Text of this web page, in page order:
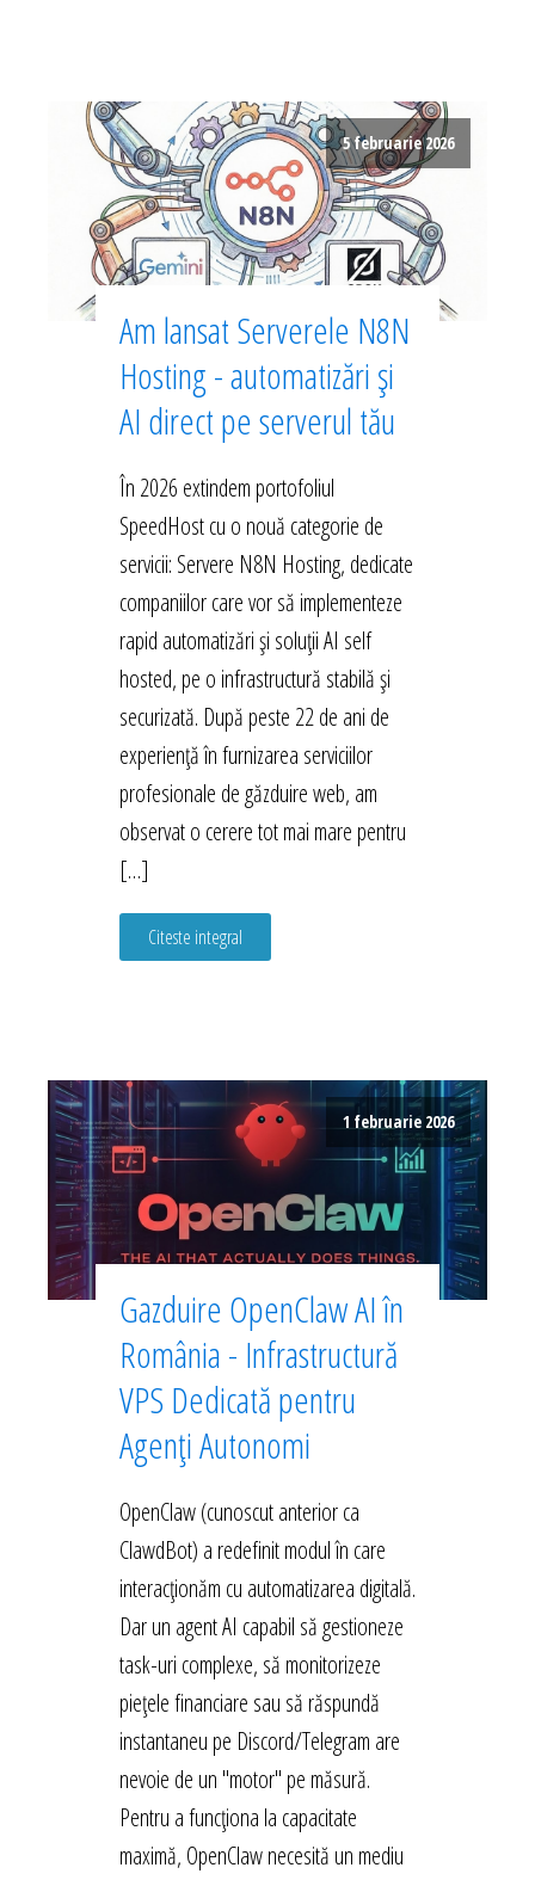
5 februarie 2026
Am lansat Serverele N8N
Hosting - automatizări și
AI direct pe serverul tău
În 2026 extindem portofoliul
SpeedHost cu o nouă categorie de
servicii: Servere N8N Hosting, dedicate
companiilor care vor să implementeze
rapid automatizări și soluții AI self
hosted, pe o infrastructură stabilă și
securizată. După peste 22 de ani de
experiență în furnizarea serviciilor
profesionale de găzduire web, am
observat o cerere tot mai mare pentru
[…]
Citeste integral
1 februarie 2026
Gazduire OpenClaw AI în
România - Infrastructură
VPS Dedicată pentru
Agenți Autonomi
OpenClaw (cunoscut anterior ca
ClawdBot) a redefinit modul în care
interacționăm cu automatizarea digitală.
Dar un agent AI capabil să gestioneze
task-uri complexe, să monitorizeze
piețele financiare sau să răspundă
instantaneu pe Discord/Telegram are
nevoie de un "motor" pe măsură.
Pentru a funcționa la capacitate
maximă, OpenClaw necesită un mediu